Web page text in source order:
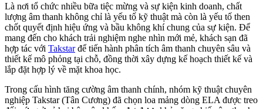
Là nơi tổ chức nhiều bữa tiệc mừng và sự kiện kinh doanh, chất
lượng âm thanh không chỉ là yếu tố kỹ thuật mà còn là yếu tố then
chốt quyết định hiệu ứng và bầu không khí chung của sự kiện. Để
mang đến cho khách trải nghiệm nghe nhìn mới mẻ, khách sạn đã
hợp tác với Takstarđể tiến hành phân tích âm thanh chuyên sâu và
thiết kế mô phỏng tại chỗ, đồng thời xây dựng kế hoạch thiết kế và
lắp đặt hợp lý về mặt khoa học.
Trong cấu hình tăng cường âm thanh chính, nhóm kỹ thuật chuyên
nghiệp Takstar (Tân Cương) đã chọn loa mảng dòng ELA được treo